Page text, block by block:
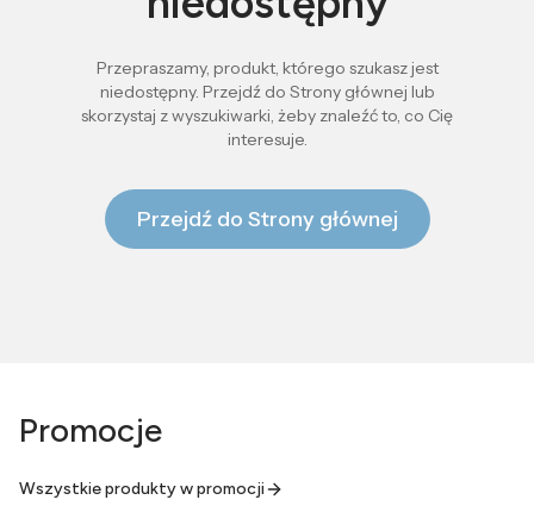
Przepraszamy, produkt, którego szukasz jest
niedostępny. Przejdź do Strony głównej lub
skorzystaj z wyszukiwarki, żeby znaleźć to, co Cię
interesuje.
Przejdź do Strony głównej
Promocje
Wszystkie produkty w promocji